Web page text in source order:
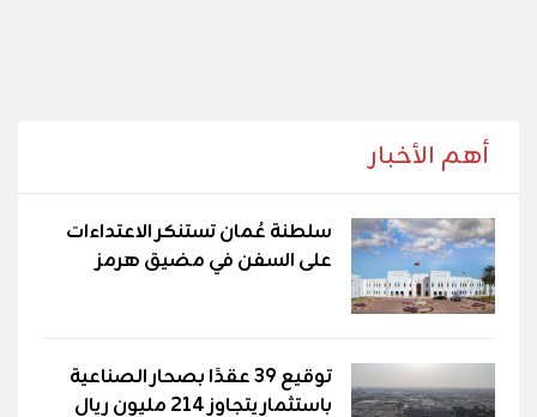
أهم الأخبار
سلطنة عُمان تستنكر الاعتداءات
على السفن في مضيق هرمز
توقيع 39 عقدًا بصحار الصناعية
باستثمار يتجاوز 214 مليون ريال